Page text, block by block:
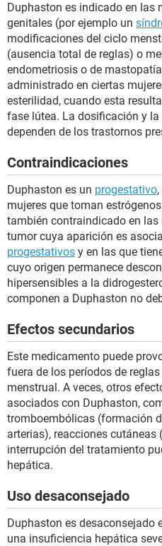
Duphaston es indicado en las
genitales (por ejemplo un
modificaciones del ciclo
(ausencia total de reglas) o
endometriosis o de
administrado en ciertas
esterilidad, cuando esta
fase lútea. La dosificación y
dependen de los trastornos
Contraindicaciones
Duphaston es un progestativo
mujeres que toman
también contraindicado en
tumor cuya aparición es
progestativos y en las que
cuyo origen permanece
hipersensibles a la
componen a Duphaston no
Efectos secundarios
Este medicamento puede
fuera de los períodos de
menstrual. A veces, otros
asociados con Duphaston,
tromboembólicas (formación
arterias), reacciones cutáneas
interrupción del tratamiento
hepática.
Uso desaconsejado
Duphaston es desaconsejado
una insuficiencia hepática